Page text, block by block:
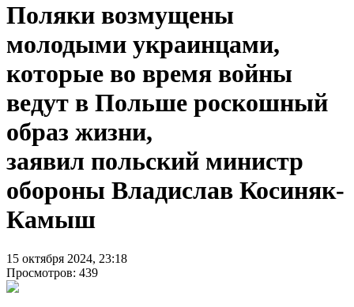
Поляки возмущены
молодыми украинцами,
которые во время войны
ведут в Польше роскошный
образ жизни,
заявил польский министр
обороны Владислав Косиняк-
Камыш
15 октября 2024, 23:18
Просмотров: 439